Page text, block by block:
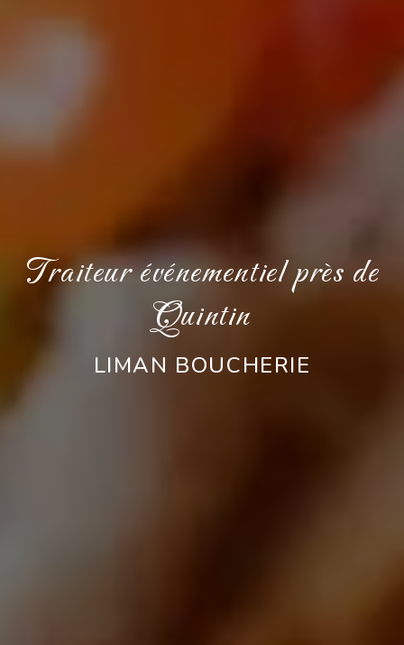
Traiteur événementiel près de
Quintin
LIMAN BOUCHERIE